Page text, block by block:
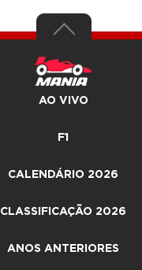
AO VIVO
F1
CALENDÁRIO 2026
CLASSIFICAÇÃO 2026
ANOS ANTERIORES